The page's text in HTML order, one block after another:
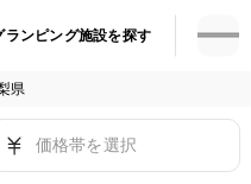
ランピング施設を探す
県
価格帯を選択